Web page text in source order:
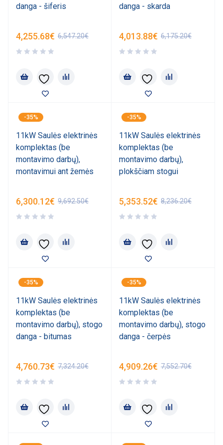
danga - šiferis
6,547.20€
4,255.68€
danga - skarda
6,175.20€
4,013.88€
-35%
11kW Saulės elektrinės
komplektas (be
montavimo darbų),
montavimui ant žemės
9,692.50€
6,300.12€
-35%
11kW Saulės elektrinės
komplektas (be
montavimo darbų),
plokščiam stogui
8,236.20€
5,353.52€
-35%
11kW Saulės elektrinės
komplektas (be
montavimo darbų), stogo
danga - bitumas
7,324.20€
4,760.73€
-35%
11kW Saulės elektrinės
komplektas (be
montavimo darbų), stogo
danga - čerpės
7,552.70€
4,909.26€